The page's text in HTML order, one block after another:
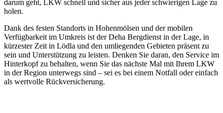
darum geht, LKW schnell und sicher aus jeder schwierigen Lage zu
holen.
Dank des festen Standorts in Hohenmölsen und der mobilen
Verfügbarkeit im Umkreis ist der Deha Bergdienst in der Lage, in
kürzester Zeit in Lödla und den umliegenden Gebieten präsent zu
sein und Unterstützung zu leisten. Denken Sie daran, den Service im
Hinterkopf zu behalten, wenn Sie das nächste Mal mit Ihrem LKW
in der Region unterwegs sind – sei es bei einem Notfall oder einfach
als wertvolle Rückversicherung.